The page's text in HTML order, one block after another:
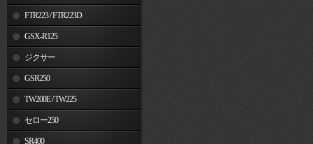
FTR223 / FTR223D
GSX-R125
ジクサー
GSR250
TW200E / TW225
セロー250
SR400